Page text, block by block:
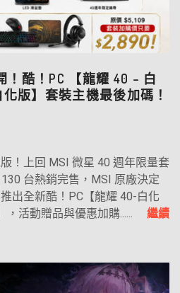
！酷！PC 【龍耀 40 – 白
版】套裝主機最後加碼！
！上回 MSI 微星 40 週年限量套
台熱銷完售，MSI 原廠決定
出全新酷！PC【龍耀 40-白化
，活動贈品與優惠加購...... 繼續